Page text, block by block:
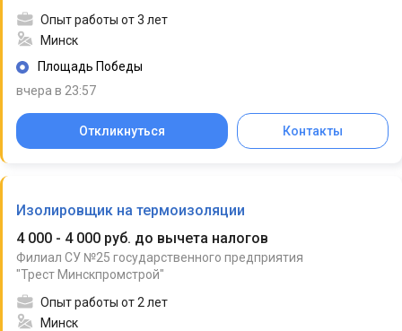
Опыт работы от 3 лет
Минск
Площадь Победы
вчера в 23:57
Откликнуться Контакты
Изолировщик на термоизоляции
4 000 - 4 000 руб. до вычета налогов
Филиал СУ №25 государственного предприятия
"Трест Минскпромстрой"
Опыт работы от 2 лет
Минск